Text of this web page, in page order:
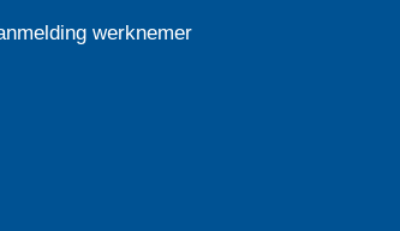
werknemer